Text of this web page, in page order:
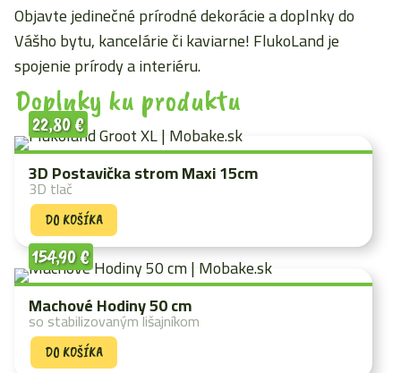
Objavte jedinečné prírodné dekorácie a doplnky do
Vášho bytu, kancelárie či kaviarne! FlukoLand je
spojenie prírody a interiéru.
Doplnky ku produktu
3D Postavička strom Maxi 15cm
22,80€
3D tlač
DO KOŠÍKA
Machové Hodiny 50 cm
154,90€
so stabilizovaným lišajníkom
DO KOŠÍKA